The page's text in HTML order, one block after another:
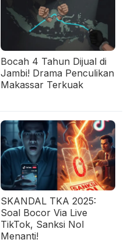
Bocah 4 Tahun Dijual di
Jambi! Drama Penculikan
Makassar Terkuak
SKANDAL TKA 2025:
Soal Bocor Via Live
TikTok, Sanksi Nol
Menanti!